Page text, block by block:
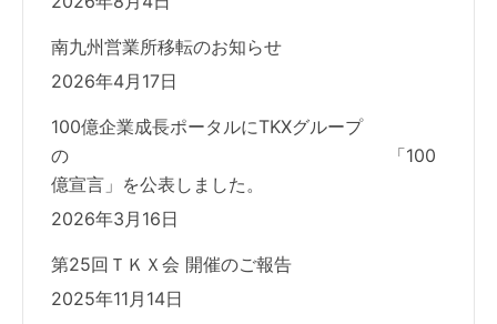
南九州営業所移転のお知らせ
2026年4月17日
100億企業成長ポータルにTKXグループ
の 「100
億宣言」を公表しました。
2026年3月16日
第25回ＴＫＸ会 開催のご報告
2025年11月14日